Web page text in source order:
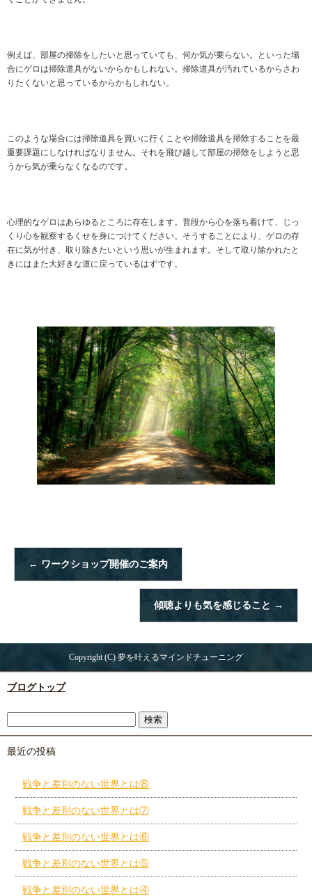
例えば、部屋の掃除をしたいと思っていても、何か気が乗らない。といった場
合にゲロは掃除道具がないからかもしれない。掃除道具が汚れているからさわ
りたくないと思っているからかもしれない。
このような場合には掃除道具を買いに行くことや掃除道具を掃除することを最
重要課題にしなければなりません。それを飛び越して部屋の掃除をしようと思
うから気が乗らなくなるのです。
心理的なゲロはあらゆるところに存在します。普段から心を落ち着けて、じっ
くり心を観察するくせを身につけてください。そうすることにより、ゲロの存
在に気が付き、取り除きたいという思いが生まれます。そして取り除かれたと
きにはまた大好きな道に戻っているはずです。
← ワークショップ開催のご案内
傾聴よりも気を感じること →
Copyright (C) 夢を叶えるマインドチューニング
ブログトップ
最近の投稿
戦争と差別のない世界とは⑧
戦争と差別のない世界とは⑦
戦争と差別のない世界とは⑥
戦争と差別のない世界とは⑤
戦争と差別のない世界とは④